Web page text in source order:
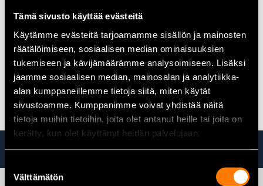
Tämä sivusto käyttää evästeitä
Käytämme evästeitä tarjoamamme sisällön ja mainosten
räätälöimiseen, sosiaalisen median ominaisuuksien
tukemiseen ja kävijämäärämme analysoimiseen. Lisäksi
jaamme sosiaalisen median, mainosalan ja analytiikka-
alan kumppaneillemme tietoja siitä, miten käytät
sivustoamme. Kumppanimme voivat yhdistää näitä
tietoja muihin tietoihin, joita olet antanut heille tai joita on
kerätty, kun olet käyttänyt heidän palvelujaan.
valinta
Välttämätön
Pikakytkentä:CAT2/CAT2
Pakkauksen mitat:
Leveys: 18 cm
Korkeus: 21 cm
Bruttopaino:18,44 kg
EAN:1633030655002
Tutustu myös